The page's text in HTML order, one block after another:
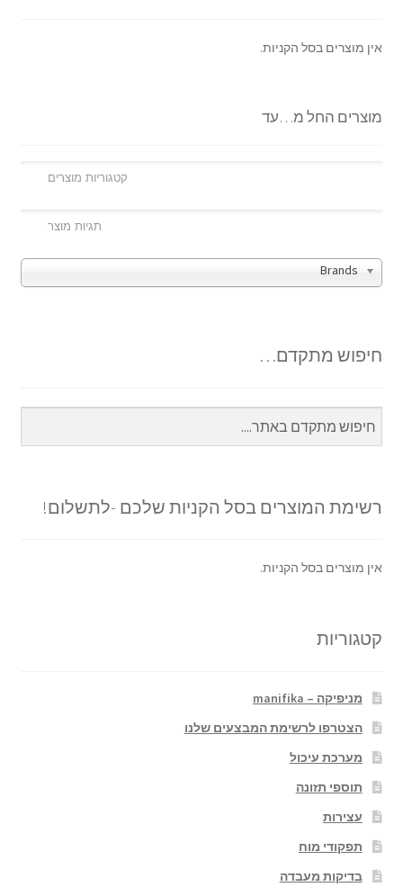
אין מוצרים בסל הקניות.
מוצרים החל מ…עד
Brands
חיפוש מתקדם…
רשימת המוצרים בסל הקניות שלכם -לתשלום!
אין מוצרים בסל הקניות.
קטגוריות
מניפיקה – manifika
הצטרפו לרשימת המבצעים שלנו
מערכת עיכול
תוספי תזונה
עצירות
תפקודי מוח
בדיקות מעבדה